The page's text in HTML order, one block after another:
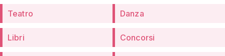
Teatro Danza
Libri Concorsi